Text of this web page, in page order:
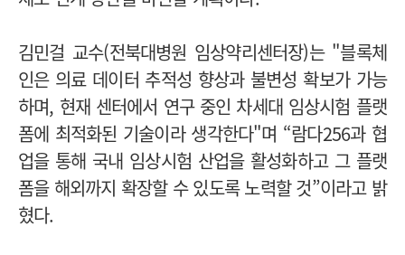
김민걸 교수(전북대병원 임상약리센터장)는 "블록체
인은 의료 데이터 추적성 향상과 불변성 확보가 가능
하며, 현재 센터에서 연구 중인 차세대 임상시험 플랫
폼에 최적화된 기술이라 생각한다"며 “람다256과 협
업을 통해 국내 임상시험 산업을 활성화하고 그 플랫
폼을 해외까지 확장할 수 있도록 노력할 것”이라고 밝
혔다.